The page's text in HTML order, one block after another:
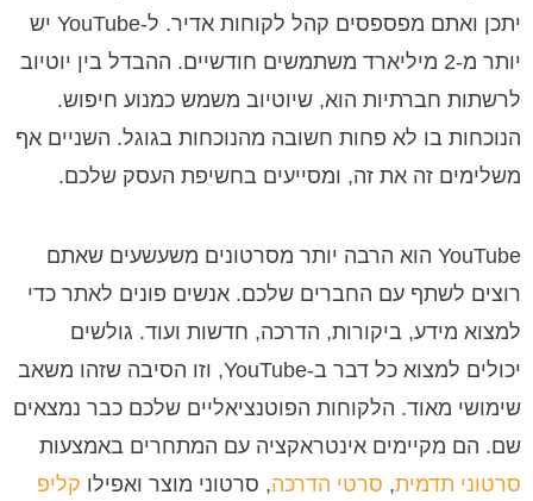
יתכן ואתם מפספסים קהל לקוחות אדיר. ל-YouTube יש
יותר מ-2 מיליארד משתמשים חודשיים. ההבדל בין יוטיוב
לרשתות חברתיות הוא, שיוטיוב משמש כמנוע חיפוש.
הנוכחות בו לא פחות חשובה מהנוכחות בגוגל. השניים אף
משלימים זה את זה, ומסייעים בחשיפת העסק שלכם.
YouTube הוא הרבה יותר מסרטונים משעשעים שאתם
רוצים לשתף עם החברים שלכם. אנשים פונים לאתר כדי
למצוא מידע, ביקורות, הדרכה, חדשות ועוד. גולשים
יכולים למצוא כל דבר ב-YouTube, וזו הסיבה שזהו משאב
שימושי מאוד. הלקוחות הפוטנציאליים שלכם כבר נמצאים
שם. הם מקיימים אינטראקציה עם המתחרים באמצעות
סרטוני תדמית, סרטי הדרכה, סרטוני מוצר ואפילו קליפ